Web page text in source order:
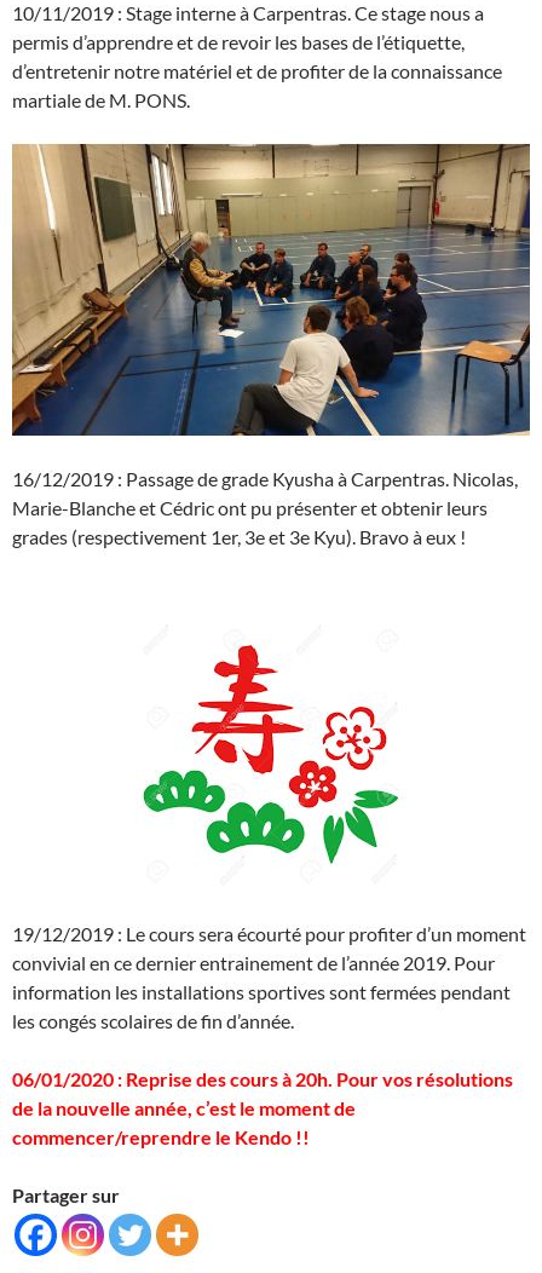
10/11/2019 : Stage interne à Carpentras. Ce stage nous a
permis d’apprendre et de revoir les bases de l’étiquette,
d’entretenir notre matériel et de profiter de la connaissance
martiale de M. PONS.
16/12/2019 : Passage de grade Kyusha à Carpentras. Nicolas,
Marie-Blanche et Cédric ont pu présenter et obtenir leurs
grades (respectivement 1er, 3e et 3e Kyu). Bravo à eux !
19/12/2019 : Le cours sera écourté pour profiter d’un moment
convivial en ce dernier entrainement de l’année 2019. Pour
information les installations sportives sont fermées pendant
les congés scolaires de fin d’année.
06/01/2020 : Reprise des cours à 20h. Pour vos résolutions
de la nouvelle année, c’est le moment de
commencer/reprendre le Kendo !!
Partager sur